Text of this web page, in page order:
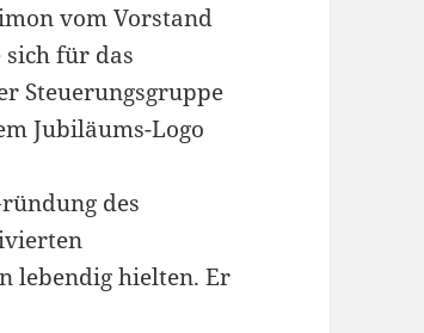
vom Vorstand
sich für das
Steuerungsgruppe
Jubiläums-Logo
des
lebendig hielten. Er